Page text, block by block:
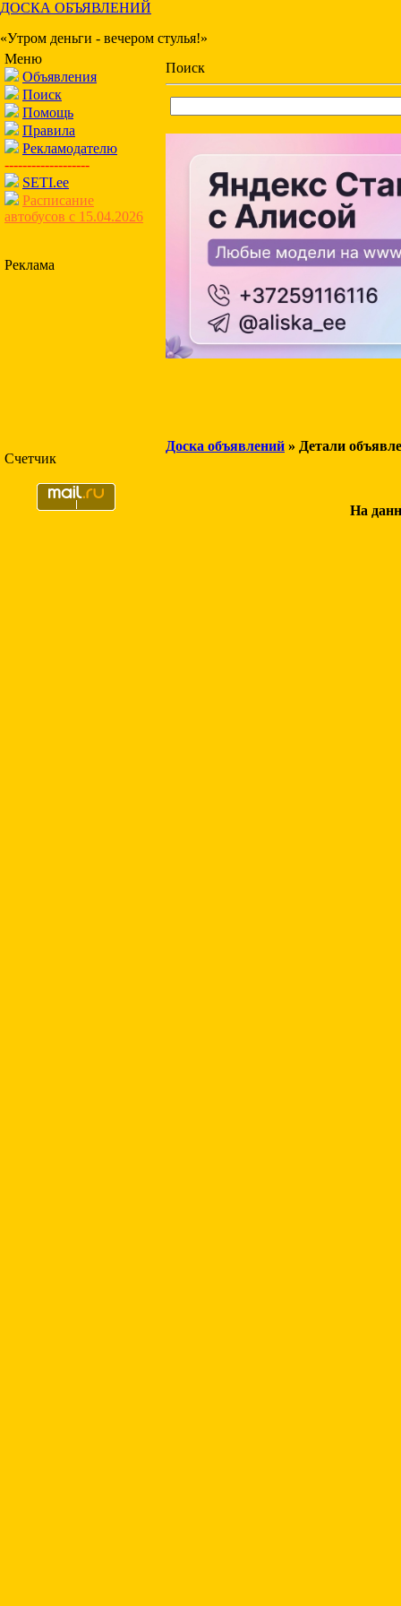
ДОСКА ОБЪЯВЛЕНИЙ
«Утром деньги - вечером стулья!»
Меню
Объявления
Поиск
Помощь
Правила
Рекламодателю
-------------------
SETI.ee
Расписание
автобусов с 15.04.2026
Реклама
Счетчик
Поиск
Доска объявлений » Детали
На